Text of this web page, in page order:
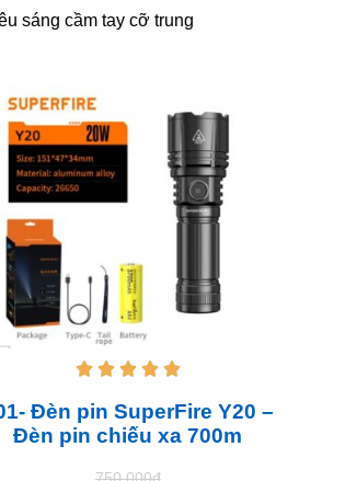
sáng cầm tay cỡ trung
    
Đèn pin SuperFire Y20 –
Đèn pin chiếu xa 700m